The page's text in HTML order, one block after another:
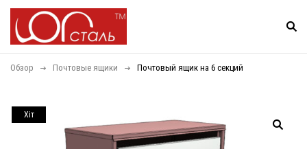
Обзор Почтовые ящики Почтовый ящик на 6 секций
Хiт